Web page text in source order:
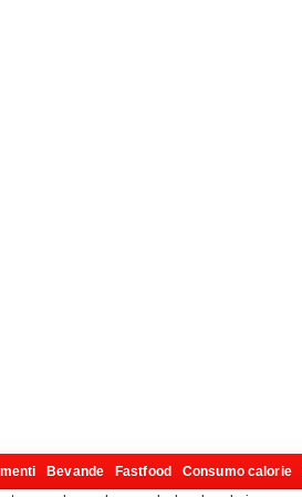
Bevande Fastfood Consumo calorie